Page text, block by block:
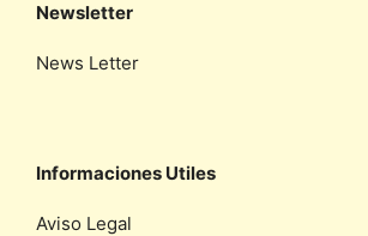
Newsletter
News Letter
Informaciones Utiles
Aviso Legal